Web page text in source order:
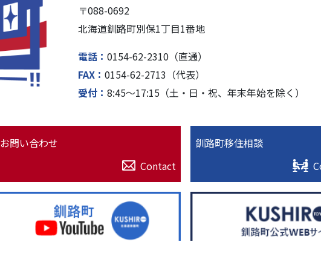
〒088-0692
北海道釧路町別保1丁⽬1番地
電話
0154-62-2310（直通）
FAX
0154-62-2713（代表）
受付
8:45〜17:15（⼟・⽇・祝、年末年始を除く）
お問い合わせ
Contact
釧路町移住相談